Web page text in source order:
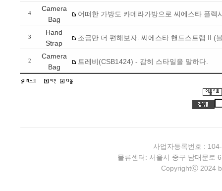
4
Camera
Bag
어떠한 가방도 카메라가방으로 씨에스타 플렉
3
Hand
Strap
조금만 더 편해보자. 씨에스타 핸드스트랩 II (
2
Camera
Bag
트레비(CSB1424) - 감히 스타일을 말하다.
사업자등록번호 :
물류센터: 서울시 중구 남대문로
Copyrightⓒ 2024